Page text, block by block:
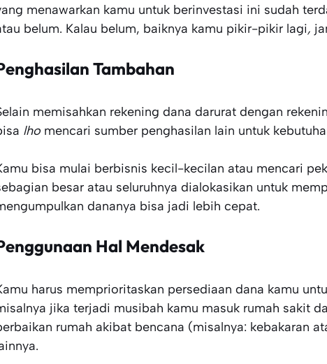
menawarkan kamu untuk berinvestasi ini sudah
belum. Kalau belum, baiknya kamu pikir-pikir lagi,
Tambahan
memisahkan rekening dana darurat dengan
lho mencari sumber penghasilan lain untuk
bisa mulai berbisnis kecil-kecilan atau mencari
besar atau seluruhnya dialokasikan untuk
dananya bisa jadi lebih cepat.
Hal Mendesak
harus memprioritaskan persediaan dana kamu
jika terjadi musibah kamu masuk rumah sakit
rumah akibat bencana (misalnya: kebakaran